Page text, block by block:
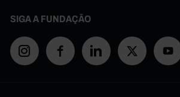
SIGA A FUNDAÇÃO